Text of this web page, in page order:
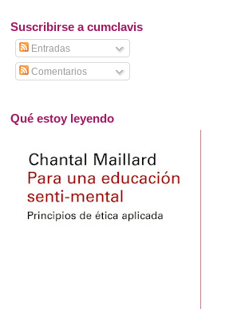
Suscribirse a cumclavis
Entradas
Comentarios
Qué estoy leyendo